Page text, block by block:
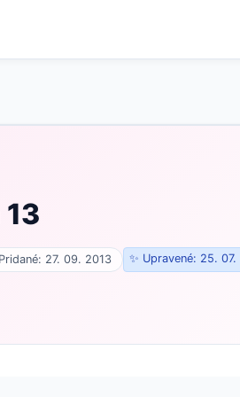
27. 09. 2013 ✨ Upravené: 25.